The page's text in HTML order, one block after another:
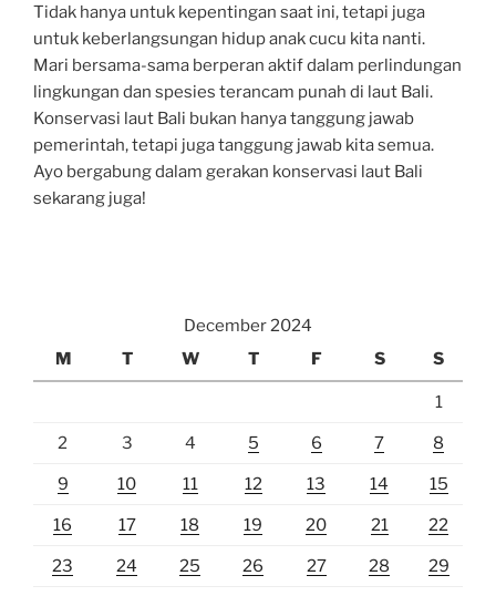
Tidak hanya untuk kepentingan saat ini, tetapi juga
untuk keberlangsungan hidup anak cucu kita nanti.
Mari bersama-sama berperan aktif dalam perlindungan
lingkungan dan spesies terancam punah di laut Bali.
Konservasi laut Bali bukan hanya tanggung jawab
pemerintah, tetapi juga tanggung jawab kita semua.
Ayo bergabung dalam gerakan konservasi laut Bali
sekarang juga!
December 2024
M
T W T F S S
1
2 3 4 5 6 7 8
9 10 11 12 13 14 15
16 17 18 19 20 21 22
23 24 25 26 27 28 29